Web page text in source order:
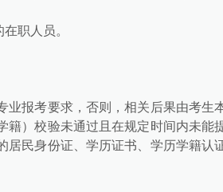
职人员。
报考要求，否则，相关后果由考生
）校验未通过且在规定时间内未能
民身份证、学历证书、学历学籍认